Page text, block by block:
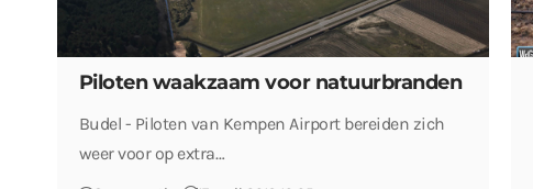
Piloten waakzaam voor natuurbranden
Budel - Piloten van Kempen Airport bereiden zich
weer voor op extra…